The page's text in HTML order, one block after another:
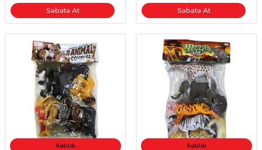
Səbətə At Səbətə At
Satıldı Satıldı